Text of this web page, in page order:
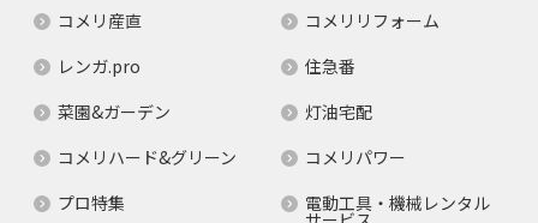
コメリ産直
コメリリフォーム
レンガ.pro
住急番
菜園&ガーデン
灯油宅配
コメリハード&グリーン
コメリパワー
プロ特集
電動工具・機械レンタル